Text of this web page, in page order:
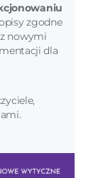
zgodne
nowymi
dla